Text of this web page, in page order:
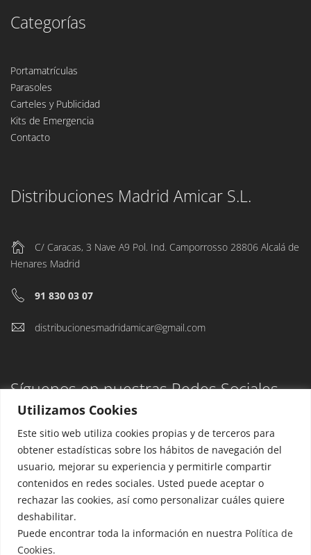
Utilizamos Cookies
Este sitio web utiliza cookies propias y de terceros para
obtener estadísticas sobre los hábitos de navegación del
usuario, mejorar su experiencia y permitirle compartir
contenidos en redes sociales. Usted puede aceptar o
rechazar las cookies, así como personalizar cuáles quiere
deshabilitar.
Puede encontrar toda la información en nuestra Política de
Cookies.
Categorías
Portamatrículas
Parasoles
Carteles y Publicidad
Kits de Emergencia
Contacto
Distribuciones Madrid Amicar S.L.
C/ Caracas, 3 Nave A9 Pol. Ind. Camporrosso 28806 Alcalá de
Henares Madrid
91 830 03 07
distribucionesmadridamicar@gmail.com
Síguenos en nuestras Redes Sociales
Aviso Legal
Política de privacidad